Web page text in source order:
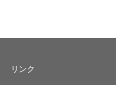
リンク